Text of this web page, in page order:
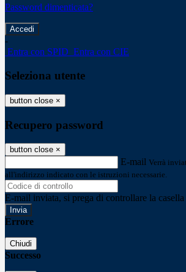
Password dimenticata?
-
Entra con SPID Entra con CIE
Seleziona utente
button close ×
Recupero password
button close ×
E-mail Verrà
all'indirizzo indicato con le istruzioni necessarie.
E-mail inviata, si prega di controllare la
Errore
Chiudi
Successo